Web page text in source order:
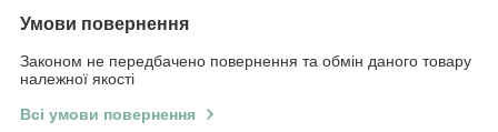
Умови повернення
Законом не передбачено повернення та обмін даного товару
належної якості
Всі умови повернення